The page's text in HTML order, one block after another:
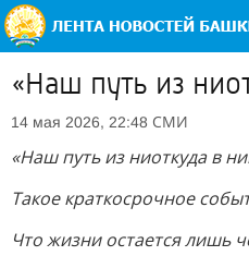
«Наш путь из
14 мая 2026, 22:48 СМИ
«Наш путь из ниоткуда в
Такое краткосрочное
Что жизни остается лишь